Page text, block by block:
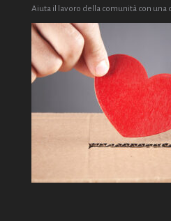
Aiuta il lavoro della comunità con una